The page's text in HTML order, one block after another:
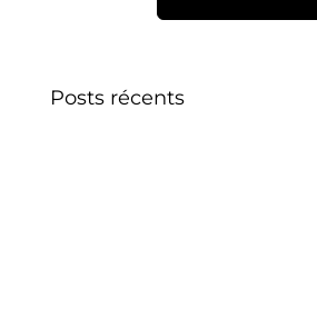
Posts récents